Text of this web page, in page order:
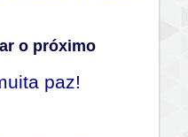
o próximo
paz!